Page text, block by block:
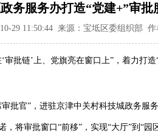
务服务办打造“党建+”审批
29 11:50:44 来源：宝坻区委组织部 作
链’上、党旗亮在窗口上”，着力打造
官”，进驻京津中关村科技城政务服
将审批窗口“前移”，实现“大厅”到“